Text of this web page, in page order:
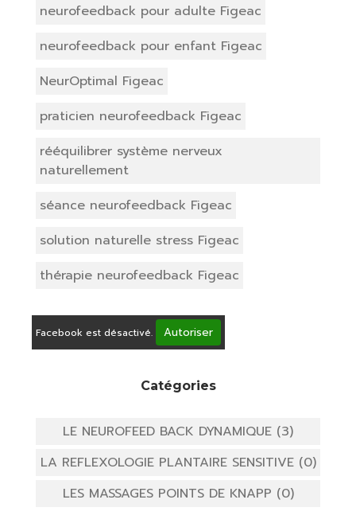
neurofeedback pour adulte Figeac
neurofeedback pour enfant Figeac
NeurOptimal Figeac
praticien neurofeedback Figeac
rééquilibrer système nerveux
naturellement
séance neurofeedback Figeac
solution naturelle stress Figeac
thérapie neurofeedback Figeac
Facebook est désactivé. Autoriser
Catégories
LE NEUROFEED BACK DYNAMIQUE (3)
LA REFLEXOLOGIE PLANTAIRE SENSITIVE (0)
LES MASSAGES POINTS DE KNAPP (0)